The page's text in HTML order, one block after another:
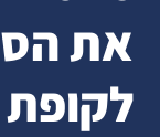
את